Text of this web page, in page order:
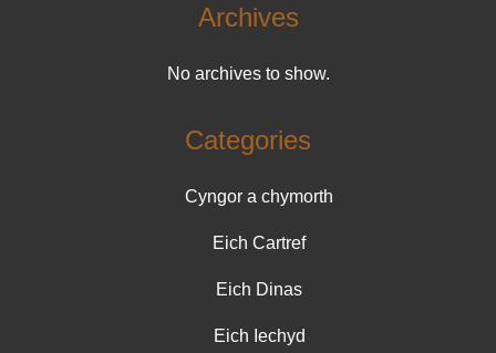
Archives
No archives to show.
Categories
Cyngor a chymorth
Eich Cartref
Eich Dinas
Eich Iechyd